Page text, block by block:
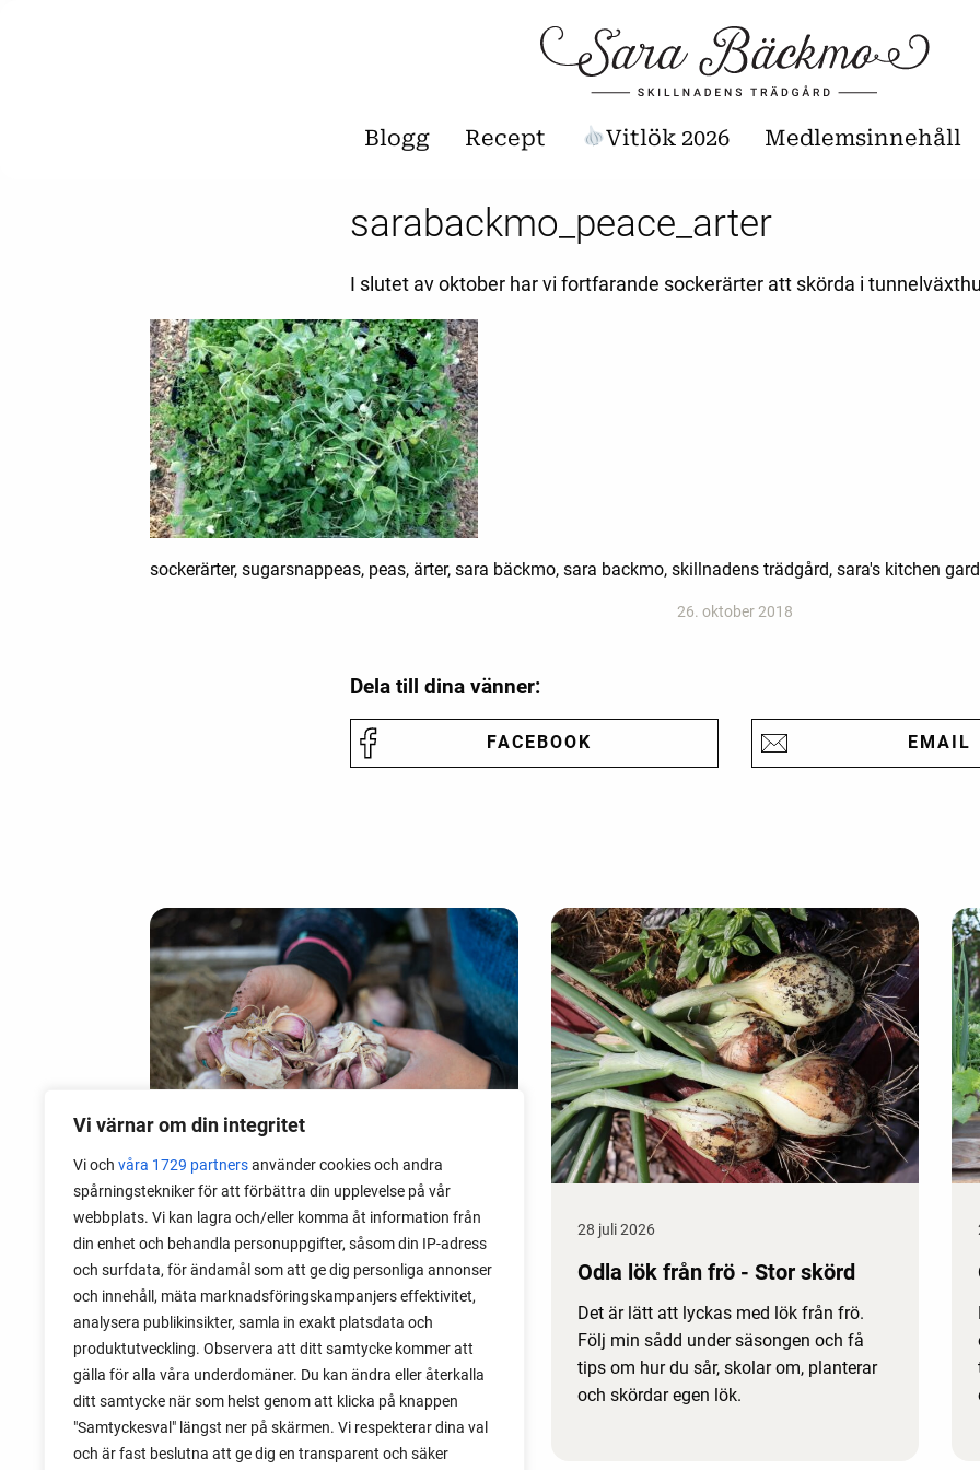
Vi värnar om din integritet
Vi och våra 1729 partnersanvänder cookies och andra
spårningstekniker för att förbättra din upplevelse på vår
webbplats. Vi kan lagra och/eller komma åt information från
din enhet och behandla personuppgifter, såsom din IP-adress
och surfdata, för ändamål som att ge dig personliga annonser
och innehåll, mäta marknadsföringskampanjers effektivitet,
analysera publikinsikter, samla in exakt platsdata och
produktutveckling. Observera att ditt samtycke kommer att
gälla för alla våra underdomäner. Du kan ändra eller återkalla
ditt samtycke när som helst genom att klicka på knappen
"Samtyckesval" längst ner på skärmen. Vi respekterar dina val
och är fast beslutna att ge dig en transparent och säker
Blogg Recept Vitlök 2026 Medlemsinnehåll
sarabackmo_peace_arter
I slutet av oktober har vi fortfarande sockerärter att skörda i
sockerärter, sugarsnappeas, peas, ärter, sara bäckmo, sara backmo, skillnadens trädgård, sara's kitchen
26. oktober 2018
Dela till dina vänner:
FACEBOOK EMAIL
06 augusti 2026
Sätta vitlök på våren i Sverige
Om du har tur med vädret kan det gå fint
att sätta vitlök också på våren. Men
tillförlitligast är att sätta vitlök på hösten
och vintern.
28 juli 2026
Odla lök från frö - Stor skörd
Det är lätt att lyckas med lök från frö.
Följ min sådd under säsongen och få
tips om hur du sår, skolar om, planterar
och skördar egen lök.